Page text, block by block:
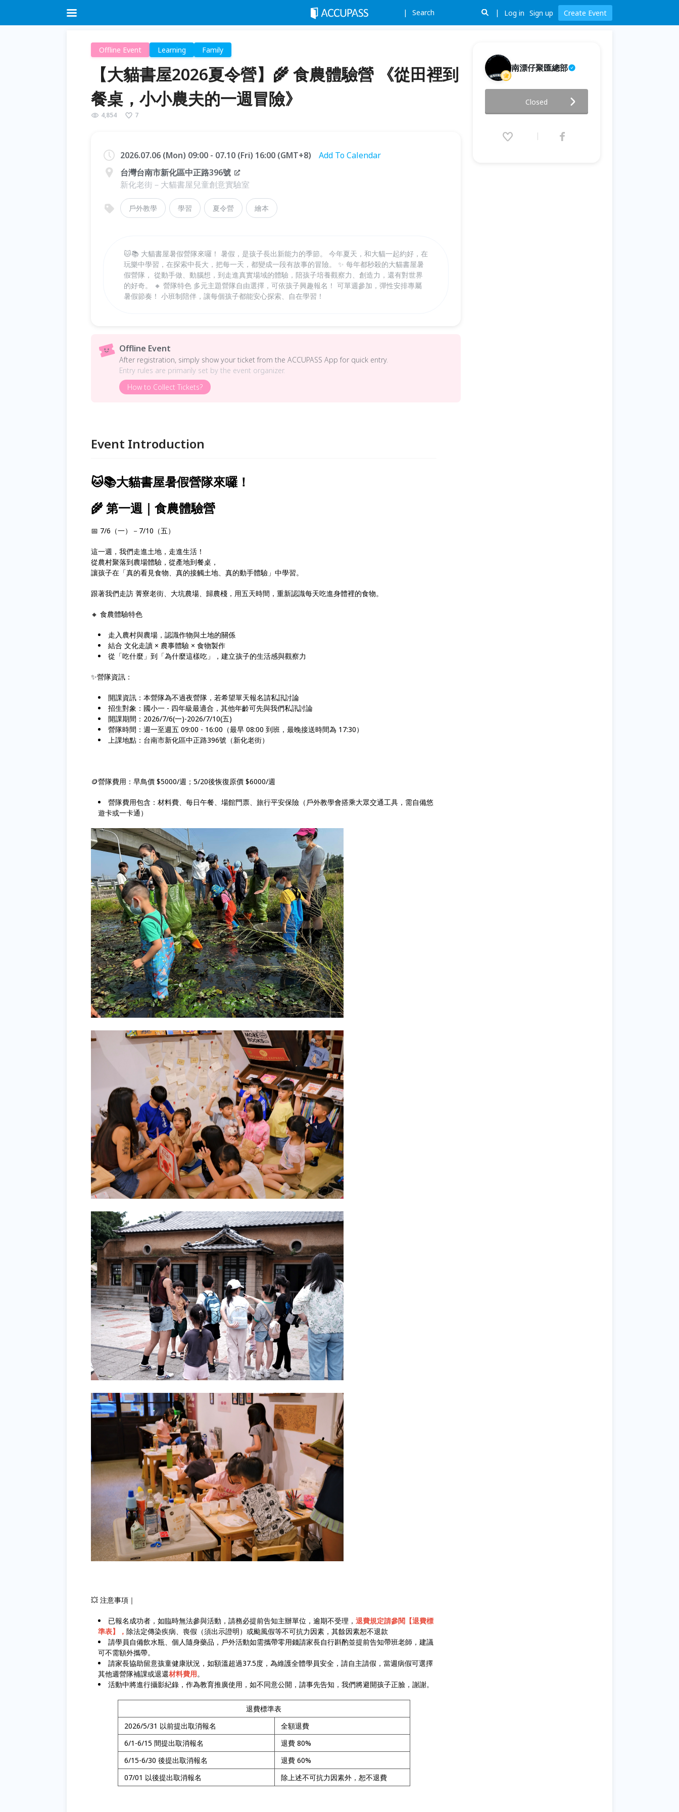
Search Log in Sign up Create Event
Offline Event Learning Family
【大貓書屋2026夏令營】🌾 食農體驗營 《從田裡到
餐桌，小小農夫的一週冒險》
4,854 7
2026.07.06 (Mon) 09:00 - 07.10 (Fri) 16:00 (GMT+8)
Add To Calendar
台灣台南市新化區中正路396號
新化老街－大貓書屋兒童創意實驗室
戶外教學 學習 夏令營 繪本
🐱📚 大貓書屋暑假營隊來囉！ 暑假，是孩子長出新能力的季節。 今年夏天，和大貓一起約好，在
玩樂中學習，在探索中長大，把每一天，都變成一段有故事的冒險。 ✨ 每年都秒殺的大貓書屋暑
假營隊， 從動手做、動腦想，到走進真實場域的體驗，陪孩子培養觀察力、創造力，還有對世界
的好奇。 🔸 營隊特色 多元主題營隊自由選擇，可依孩子興趣報名！ 可單週參加，彈性安排專屬
暑假節奏！ 小班制陪伴，讓每個孩子都能安心探索、自在學習！
Offline Event
After registration, simply show your ticket from the ACCUPASS App for quick entry.
Entry rules are primarily set by the event organizer.
How to Collect Tickets?
Event Introduction
🐱📚大貓書屋暑假營隊來囉！
🌾 第一週｜食農體驗營
📅 7/6（一）－7/10（五）
這一週，我們走進土地，走進生活！
從農村聚落到農場體驗，從產地到餐桌，
讓孩子在「真的看見食物、真的接觸土地、真的動手體驗」中學習。
跟著我們走訪 菁寮老街、大坑農場、歸農棧，用五天時間，重新認識每天吃進身體裡的食物。
🔸 食農體驗特色
走入農村與農場，認識作物與土地的關係
結合 文化走讀 × 農事體驗 × 食物製作
從「吃什麼」到「為什麼這樣吃」，建立孩子的生活感與觀察力
✨營隊資訊：
開課資訊：本營隊為不過夜營隊，若希望單天報名請私訊討論
招生對象：國小一 - 四年級最適合，其他年齡可先與我們私訊討論
開課期間：2026/7/6(一)-2026/7/10(五)
營隊時間：週一至週五 09:00 - 16:00（最早 08:00 到班，最晚接送時間為 17:30）
上課地點：台南市新化區中正路396號（新化老街）
🪙營隊費用：早鳥價 $5000/週；5/20後恢復原價 $6000/週
營隊費用包含：材料費、每日午餐、場館門票、旅行平安保險（戶外教學會搭乘大眾交通工具，需自備悠
遊卡或一卡通）
💥 注意事項｜
已報名成功者，如臨時無法參與活動，請務必提前告知主辦單位，逾期不受理， 退費規定請參閱【退費標
準表】， 除法定傳染疾病、喪假（須出示證明）或颱風假等不可抗力因素，其餘因素恕不退款
請學員自備飲水瓶、個人隨身藥品，戶外活動如需攜帶零用錢請家長自行斟酌並提前告知帶班老師，建議
可不需額外攜帶。
請家長協助留意孩童健康狀況，如額溫超過37.5度，為維護全體學員安全，請自主請假，當週病假可選擇
其他週營隊補課或退還材料費用。
活動中將進行攝影紀錄，作為教育推廣使用，如不同意公開，請事先告知，我們將避開孩子正臉，謝謝。
退費標準表
2026/5/31 以前提出取消報名
全額退費
6/1-6/15 間提出取消報名
退費 80%
6/15-6/30 後提出取消報名
退費 60%
07/01 以後提出取消報名
除上述不可抗力因素外，恕不退費
南漂仔聚匯總部
體驗營 《從田裡到餐桌，小小農
夫的一週冒險》
(Fri) 16:00 (GMT+8)
Closed